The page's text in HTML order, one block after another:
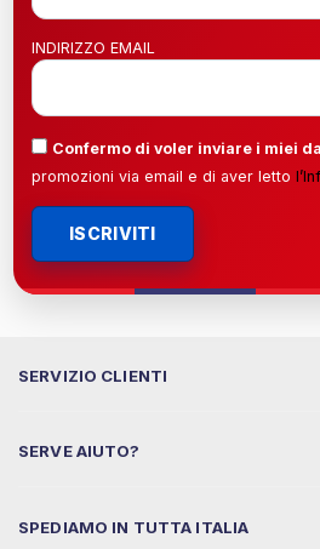
INDIRIZZO EMAIL
Confermo di voler inviare i miei
promozioni via email e di aver letto l’
ISCRIVITI
SERVIZIO CLIENTI
SERVE AIUTO?
SPEDIAMO IN TUTTA ITALIA